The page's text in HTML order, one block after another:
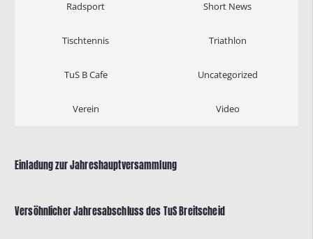
Radsport Short News
Tischtennis Triathlon
TuS B Cafe Uncategorized
Verein Video
Einladung zur Jahreshauptversammlung
Versöhnlicher Jahresabschluss des TuS Breitscheid